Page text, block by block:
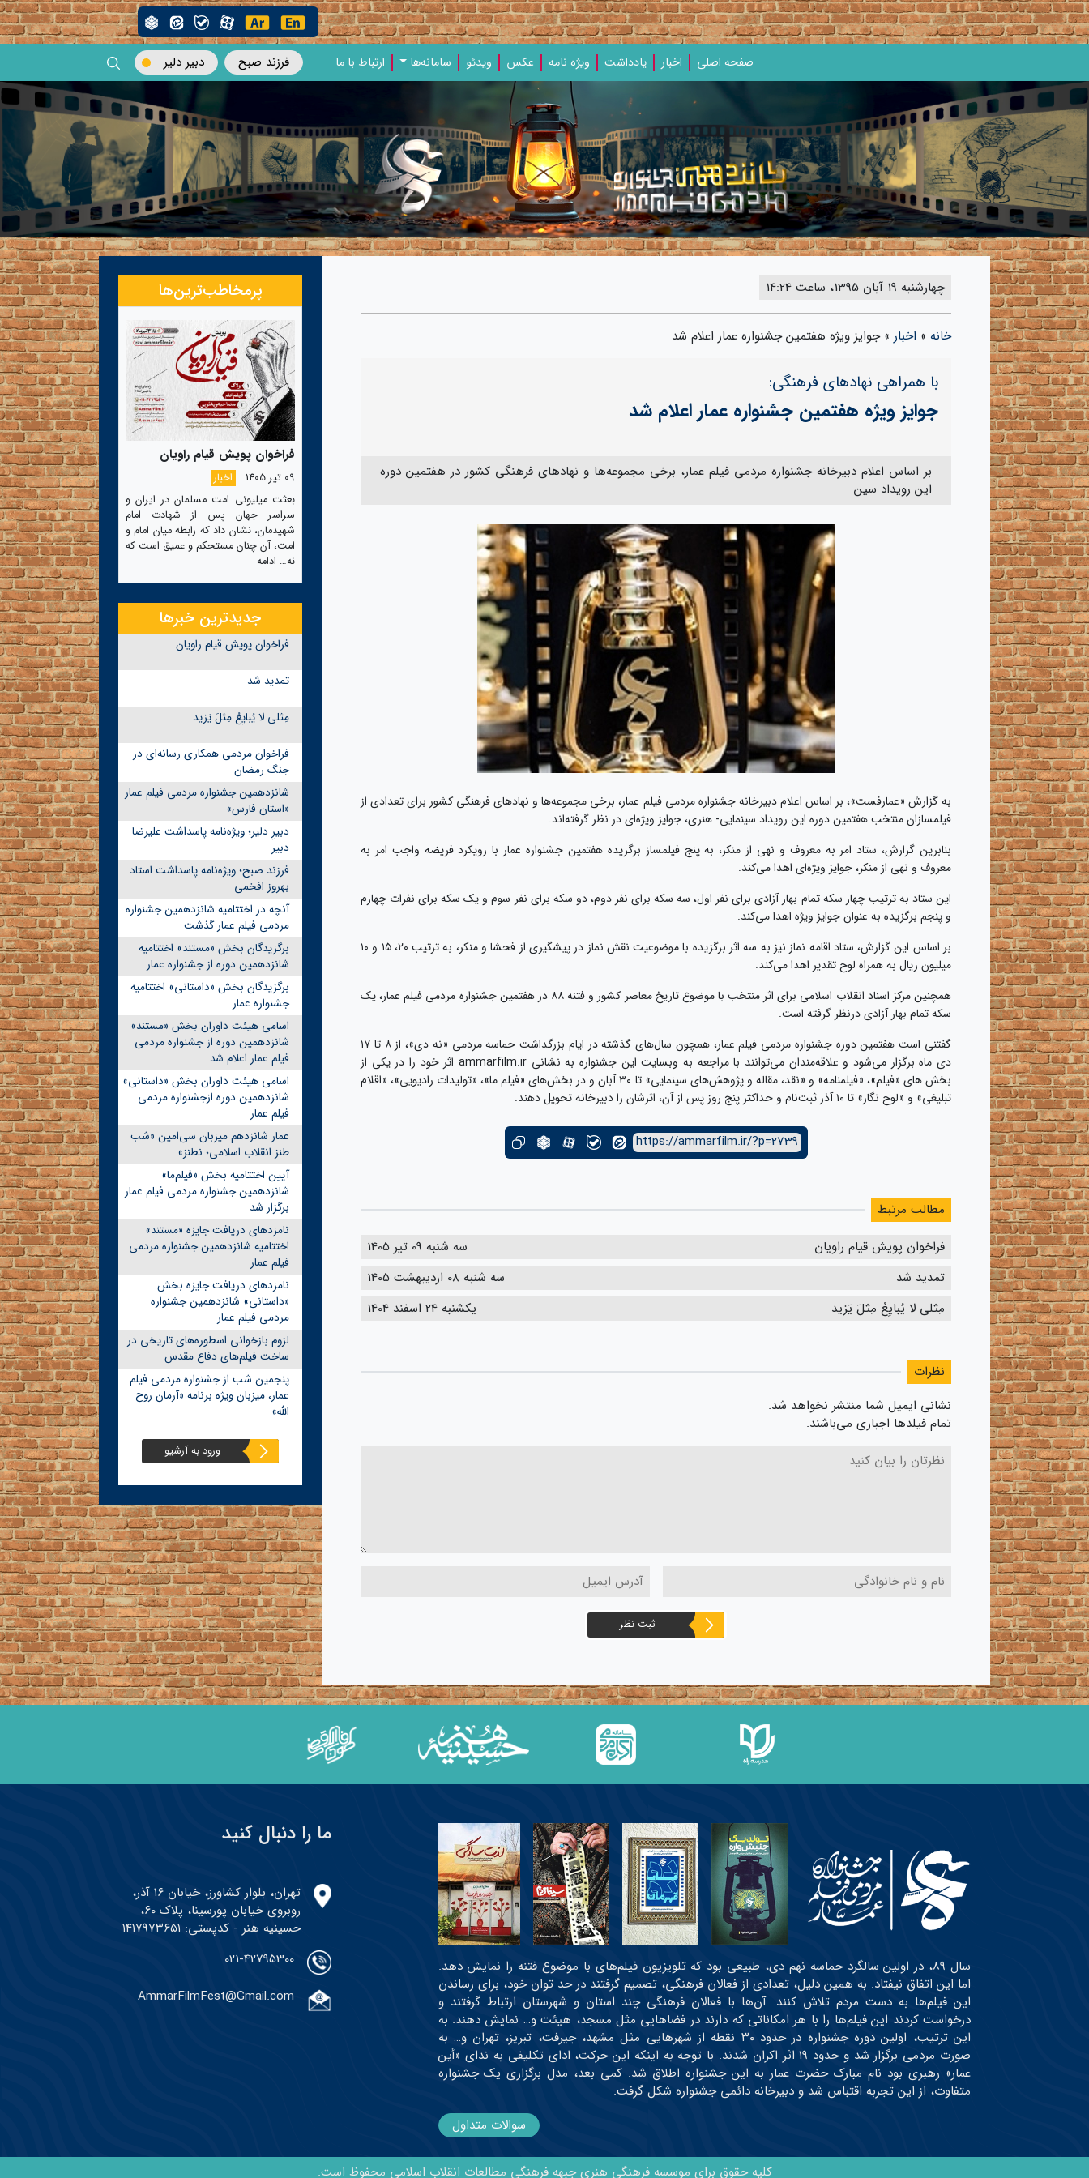
فرزند صبح دبیر دلیر صفحه اصلی اخبار یادداشت‌ ویژه‌ نامه‌ عکس ویدئو سامانه‌ها ارتباط با ما
چهارشنبه 19 آبان 1395، ساعت 14:24
خانه » اخبار »جوایز ویژه هفتمین جشنواره عمار اعلام شد
با همراهی نهادهای فرهنگی:
جوایز ویژه هفتمین جشنواره عمار اعلام شد
بر اساس اعلام دبیرخانه جشنواره مردمی فیلم عمار، برخی مجموعه‌ها و نهادهای فرهنگی کشور در هفتمین دوره
این رویداد سین
به گزارش «عمارفست»، بر اساس اعلام دبیرخانه جشنواره مردمی فیلم عمار، برخی مجموعه‌ها و نهادهای فرهنگی کشور برای تعدادی از
فیلمسازان منتخب هفتمین دوره این رویداد سینمایی- هنری، جوایز ویژه‌ای در نظر گرفته‌اند.
بنابرین گزارش، ستاد امر به معروف و نهی از منکر، به پنج فیلمساز برگزیده هفتمین جشنواره عمار با رویکرد فریضه واجب امر به
معروف و نهی از منکر، جوایز ویژه‌ای اهدا می‌کند.
این ستاد به ترتیب چهار سکه تمام بهار آزادی برای نفر اول، سه سکه برای نفر دوم، دو سکه برای نفر سوم و یک سکه برای نفرات چهارم
و پنجم برگزیده به عنوان جوایز ویژه اهدا می‌کند.
بر اساس این گزارش، ستاد اقامه نماز نیز به سه اثر برگزیده با موضوعیت نقش نماز در پیشگیری از فحشا و منکر، به ترتیب ۲۰، ۱۵ و ۱۰
میلیون ریال به همراه لوح تقدیر اهدا می‌کند.
همچنین مرکز اسناد انقلاب اسلامی برای اثر منتخب با موضوع تاریخ معاصر کشور و فتنه ۸۸ در هفتمین جشنواره مردمی فیلم عمار، یک
سکه تمام بهار آزادی درنظر گرفته است.
گفتنی است هفتمین دوره جشنواره مردمی فیلم عمار، همچون سال‌های گذشته در ایام بزرگداشت حماسه مردمی «نه دی»، از ۸ تا ۱۷
دی ماه برگزار می‌شود و علاقه‌مندان می‌توانند با مراجعه به وبسایت این جشنواره به نشانی ammarfilm.ir اثر خود را در یکی از
بخش ‌های «فیلم»، «فیلمنامه» و «نقد، مقاله و پژوهش‌های سینمایی» تا ۳۰ آبان و در بخش‌های «فیلم ما»، «تولیدات رادیویی»، «اقلام
تبلیغی» و «لوح نگار» تا ۱۰ آذر ثبت‌نام و حداکثر پنج روز پس از آن، اثرشان را دبیرخانه تحویل دهند.
https://ammarfilm.ir/?p=2739
مطالب مرتبط
فراخوان پویش قیام راویان
سه شنبه 09 تیر 1405
تمدید شد
سه شنبه 08 اردیبهشت 1405
مِثلی لا یُبایِعُ مِثلَ یَزید
یکشنبه 24 اسفند 1404
نظرات
نشانی ایمیل شما منتشر نخواهد شد.
تمام فیلدها اجباری می‌باشند.
ثبت نظر
پرمخاطب‌ترین‌ها
فراخوان پویش قیام راویان
09 تیر 1405
اخبار
بعثت میلیونی امت مسلمان در ایران و
سراسر جهان پس از شهادت امام
شهیدمان، نشان داد که رابطه میان امام و
امت، آن چنان مستحکم و عمیق است که
نه… ادامه
جدیدترین خبرها
فراخوان پویش قیام راویان
تمدید شد
مِثلی لا یُبایِعُ مِثلَ یَزید
فراخوان مردمی همکاری رسانه‌ای در
جنگ رمضان
شانزدهمین جشنواره مردمی فیلم عمار
«استان فارس»
دبیرِ دلیر؛ ویژه‌نامه پاسداشت علیرضا
دبیر
فرزند صبح؛ ویژه‌نامه پاسداشت استاد
بهروز افخمی
آنچه در اختتامیه شانزدهمین جشنواره
مردمی فیلم عمار گذشت
برگزیدگان بخش «مستند» اختتامیه
شانزدهمین دوره از جشنواره عمار
برگزیدگان بخش «داستانی» اختتامیه
جشنواره عمار
اسامی هیئت داوران بخش «مستند»
شانزدهمین دوره از جشنواره مردمی
فیلم عمار اعلام شد
اسامی هیئت داوران بخش «داستانی»
شانزدهمین دوره ازجشنواره مردمی
فیلم عمار
عمار شانزدهم میزبان سی‌امین «شب
طنز انقلاب اسلامی؛ نطنز»
آیین اختتامیه بخش «فیلم‌ما»
شانزدهمین جشنواره مردمی فیلم عمار
برگزار شد
نامزدهای دریافت جایزه «مستند»
اختتامیه شانزدهمین جشنواره مردمی
فیلم عمار
نامزدهای دریافت جایزه بخش
«داستانی» شانزدهمین جشنواره
مردمی فیلم عمار
لزوم بازخوانی اسطوره‌های تاریخی در
ساخت فیلم‌های دفاع مقدس
پنجمین شب از جشنواره مردمی فیلم
عمار، میزبان ویژه برنامه «آرمان روح
الله»
ورود به آرشیو
سال ۸۹، در اولین سالگرد حماسه نهم دی، طبیعی بود که تلویزیون فیلم‌های با موضوع فتنه را نمایش دهد.
اما این اتفاق نیفتاد. به همین دلیل، تعدادی از فعالان فرهنگی، تصمیم گرفتند در حد توان خود، برای رساندن
این فیلم‌ها به دست مردم تلاش کنند. آن‌ها با فعالان فرهنگی چند استان و شهرستان ارتباط گرفتند و
درخواست کردند این فیلم‌ها را با هر امکاناتی که دارند در فضاهایی مثل مسجد، هیئت و… نمایش دهند. به
این ترتیب، اولین دوره جشنواره در حدود ۳۰ نقطه از شهرهایی مثل مشهد، جیرفت، تبریز، تهران و… به
صورت مردمی برگزار شد و حدود ۱۹ اثر اکران شدند. با توجه به اینکه این حرکت، ادای تکلیفی به ندای «أین
عمار» رهبری بود نام مبارک حضرت عمار به این جشنواره اطلاق شد. کمی بعد، مدل برگزاری یک جشنواره
متفاوت، از این تجربه اقتباس شد و دبیرخانه دائمی جشنواره شکل گرفت.
سوالات متداول
ما را دنبال کنید
تهران، بلوار کشاورز، خیابان ۱۶ آذر،
روبروی خیابان پورسینا، پلاک ۶۰،
حسینیه هنر - کدپستی: ۱۴۱۷۹۷۳۶۵۱
021-42795300
AmmarFilmFest@Gmail.com
کلیه حقوق برای موسسه فرهنگی هنری جبهه فرهنگی مطالعات انقلاب اسلامی محفوظ است.